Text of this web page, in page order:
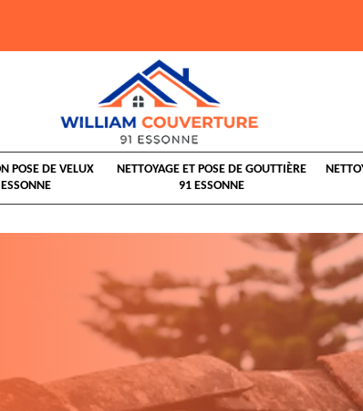
POSE DE VELUX
NETTOYAGE ET POSE DE GOUTTIÈRE
91 ESSONNE